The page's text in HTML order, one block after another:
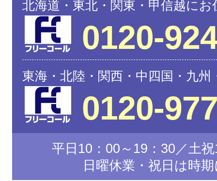
北海道・東北・関東・甲信越に
0120-
東海・北陸・関西・中四国・九
0120-
平日10：00～19：30／土
日曜休業・祝日は時